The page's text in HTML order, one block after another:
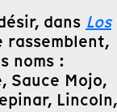
dans Los
rassemblent,
noms :
Sauce Mojo,
Lincoln,